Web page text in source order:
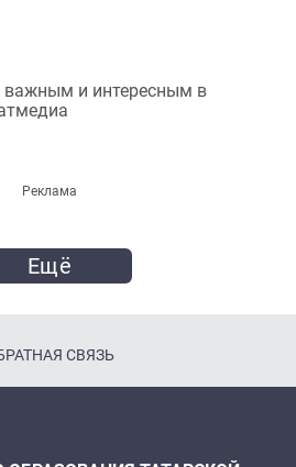
и интересным в
Реклама
Ещё
СВЯЗЬ